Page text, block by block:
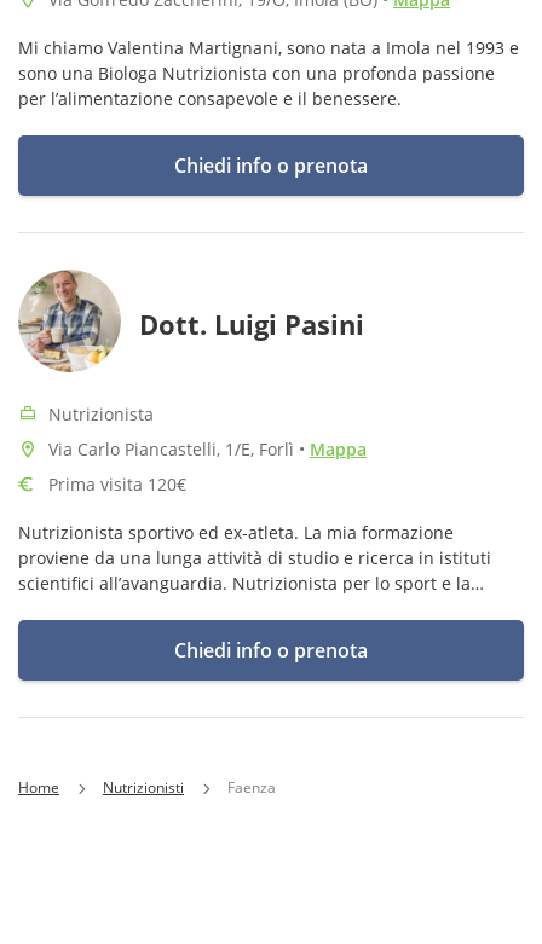
Mi chiamo Valentina Martignani, sono nata a Imola nel 1993 e
sono una Biologa Nutrizionista con una profonda passione
per l’alimentazione consapevole e il benessere.
Chiedi info o prenota
Dott. Luigi Pasini
Nutrizionista
Via Carlo Piancastelli, 1/E, Forlì • Mappa
Prima visita 120€
Nutrizionista sportivo ed ex-atleta. La mia formazione
proviene da una lunga attività di studio e ricerca in istituti
scientifici all’avanguardia. Nutrizionista per lo sport e la
Chiedi info o prenota
Home Nutrizionisti Faenza